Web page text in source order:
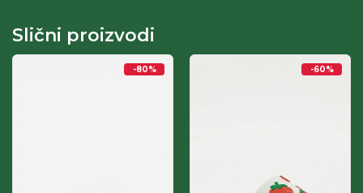
Slični proizvodi
-80% -60%